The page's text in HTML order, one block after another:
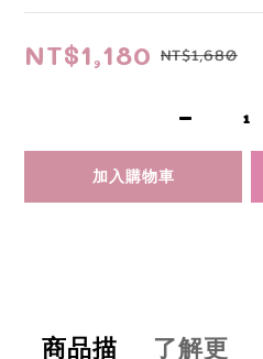
NT$1,180 NT$1,680
加入購物車
商品描
了解更